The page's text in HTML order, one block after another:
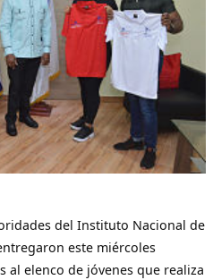
del Instituto Nacional de
este miércoles
al elenco de jóvenes que realiza